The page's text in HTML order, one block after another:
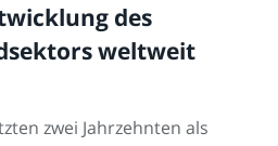
des
weltweit
zwei Jahrzehnten als